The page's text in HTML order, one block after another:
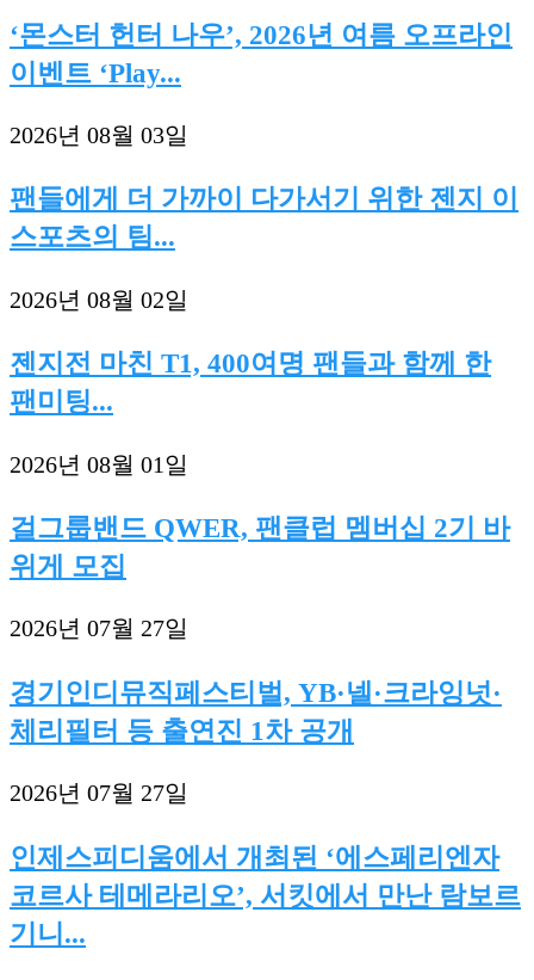
‘몬스터 헌터 나우’, 2026년 여름 오프라인
이벤트 ‘Play...
2026년 08월 03일
팬들에게 더 가까이 다가서기 위한 젠지 이
스포츠의 팀...
2026년 08월 02일
젠지전 마친 T1, 400여명 팬들과 함께 한
팬미팅...
2026년 08월 01일
걸그룹밴드 QWER, 팬클럽 멤버십 2기 바
위게 모집
2026년 07월 27일
경기인디뮤직페스티벌, YB·넬·크라잉넛·
체리필터 등 출연진 1차 공개
2026년 07월 27일
인제스피디움에서 개최된 ‘에스페리엔자
코르사 테메라리오’, 서킷에서 만난 람보르
기니...